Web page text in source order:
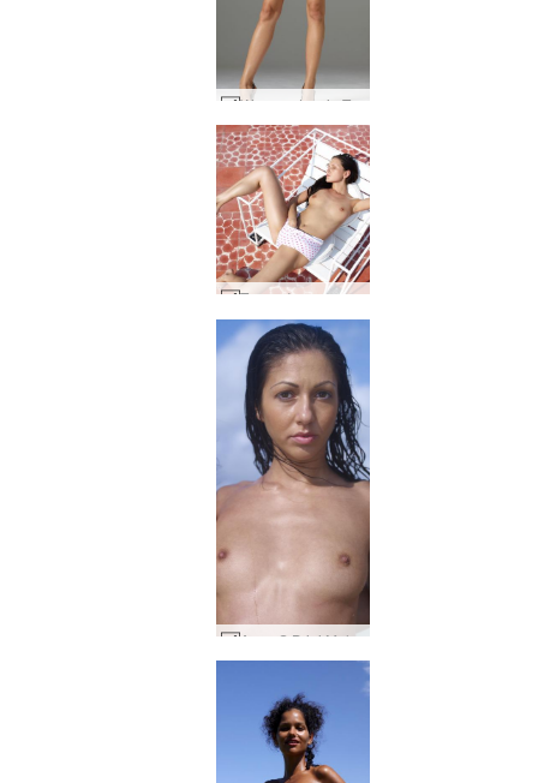
Wprowadzenie Teresy #106
Taras słoneczny Suzie #18
Anna S Brigi Melissa Muriel Suzie Suzie Carina tropikalna biel #88